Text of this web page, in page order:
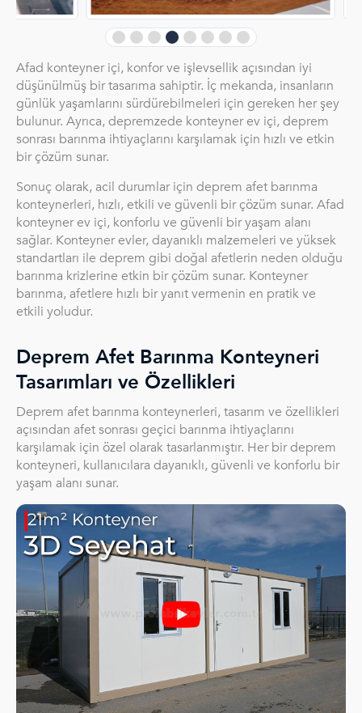
Afad konteyner içi, konfor ve işlevsellik açısından iyi
düşünülmüş bir tasarıma sahiptir. İç mekanda, insanların
günlük yaşamlarını sürdürebilmeleri için gereken her şey
bulunur. Ayrıca, depremzede konteyner ev içi, deprem
sonrası barınma ihtiyaçlarını karşılamak için hızlı ve etkin
bir çözüm sunar.
Sonuç olarak, acil durumlar için deprem afet barınma
konteynerleri, hızlı, etkili ve güvenli bir çözüm sunar. Afad
konteyner ev içi, konforlu ve güvenli bir yaşam alanı
sağlar. Konteyner evler, dayanıklı malzemeleri ve yüksek
standartları ile deprem gibi doğal afetlerin neden olduğu
barınma krizlerine etkin bir çözüm sunar. Konteyner
barınma, afetlere hızlı bir yanıt vermenin en pratik ve
etkili yoludur.
Deprem Afet Barınma Konteyneri
Tasarımları ve Özellikleri
Deprem afet barınma konteynerleri, tasarım ve özellikleri
açısından afet sonrası geçici barınma ihtiyaçlarını
karşılamak için özel olarak tasarlanmıştır. Her bir deprem
konteyneri, kullanıcılara dayanıklı, güvenli ve konforlu bir
yaşam alanı sunar.